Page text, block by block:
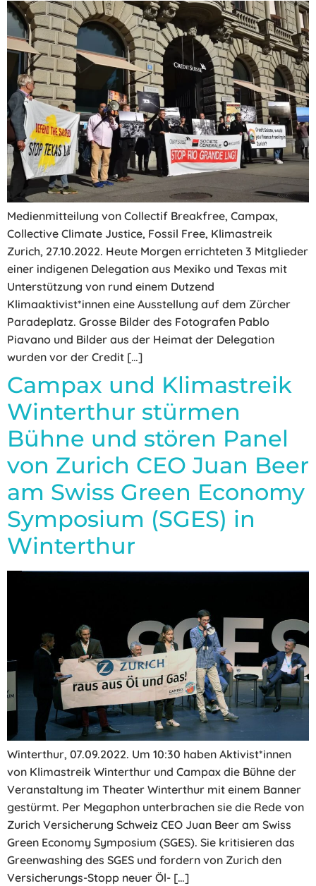
Medienmitteilung von Collectif Breakfree, Campax,
Collective Climate Justice, Fossil Free, Klimastreik
Zurich, 27.10.2022. Heute Morgen errichteten 3 Mitglieder
einer indigenen Delegation aus Mexiko und Texas mit
Unterstützung von rund einem Dutzend
Klimaaktivist*innen eine Ausstellung auf dem Zürcher
Paradeplatz. Grosse Bilder des Fotografen Pablo
Piavano und Bilder aus der Heimat der Delegation
wurden vor der Credit […]
Campax und Klimastreik
Winterthur stürmen
Bühne und stören Panel
von Zurich CEO Juan Beer
am Swiss Green Economy
Symposium (SGES) in
Winterthur
Winterthur, 07.09.2022. Um 10:30 haben Aktivist*innen
von Klimastreik Winterthur und Campax die Bühne der
Veranstaltung im Theater Winterthur mit einem Banner
gestürmt. Per Megaphon unterbrachen sie die Rede von
Zurich Versicherung Schweiz CEO Juan Beer am Swiss
Green Economy Symposium (SGES). Sie kritisieren das
Greenwashing des SGES und fordern von Zurich den
Versicherungs-Stopp neuer Öl- […]